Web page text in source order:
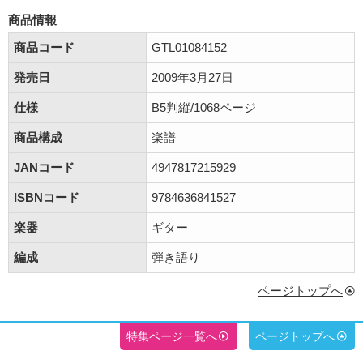
商品情報
商品コード
GTL01084152
発売日 2009年3月27日
仕様 B5判縦/1068ページ
商品構成 楽譜
JANコード 4947817215929
ISBNコード 9784636841527
楽器 ギター
編成 弾き語り
ページトップへ
特集ページ一覧へ ページトップへ